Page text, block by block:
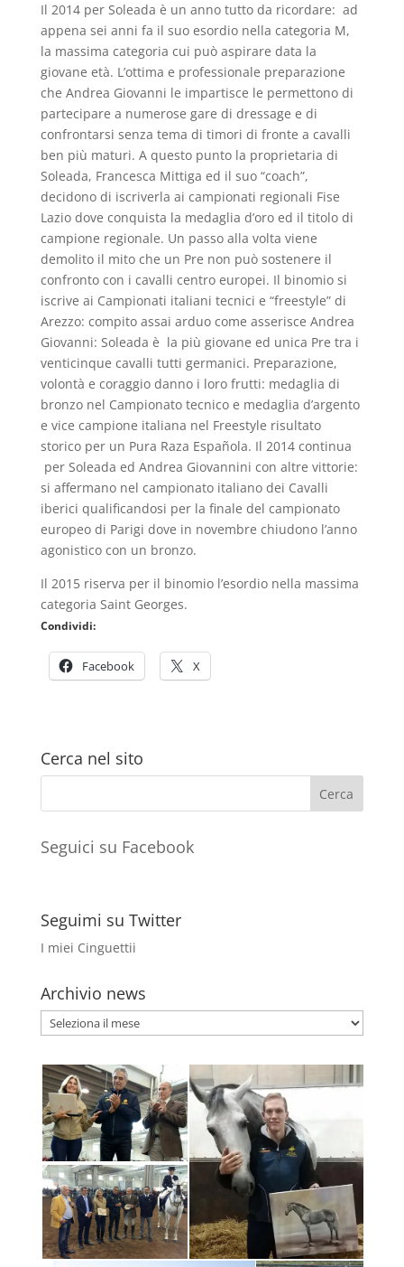
Il 2014 per Soleada è un anno tutto da ricordare: ad
appena sei anni fa il suo esordio nella categoria M,
la massima categoria cui può aspirare data la
giovane età. L’ottima e professionale preparazione
che Andrea Giovanni le impartisce le permettono di
partecipare a numerose gare di dressage e di
confrontarsi senza tema di timori di fronte a cavalli
ben più maturi. A questo punto la proprietaria di
Soleada, Francesca Mittiga ed il suo “coach”,
decidono di iscriverla ai campionati regionali Fise
Lazio dove conquista la medaglia d’oro ed il titolo di
campione regionale. Un passo alla volta viene
demolito il mito che un Pre non può sostenere il
confronto con i cavalli centro europei. Il binomio si
iscrive ai Campionati italiani tecnici e “freestyle” di
Arezzo: compito assai arduo come asserisce Andrea
Giovanni: Soleada è la più giovane ed unica Pre tra i
venticinque cavalli tutti germanici. Preparazione,
volontà e coraggio danno i loro frutti: medaglia di
bronzo nel Campionato tecnico e medaglia d’argento
e vice campione italiana nel Freestyle risultato
storico per un Pura Raza Española. Il 2014 continua
per Soleada ed Andrea Giovannini con altre vittorie:
si affermano nel campionato italiano dei Cavalli
iberici qualificandosi per la finale del campionato
europeo di Parigi dove in novembre chiudono l’anno
agonistico con un bronzo.
Il 2015 riserva per il binomio l’esordio nella massima
categoria Saint Georges.
Condividi:
Facebook X
Cerca nel sito
Seguici su Facebook
Seguimi su Twitter
I miei Cinguettii
Archivio news
Archivio
news